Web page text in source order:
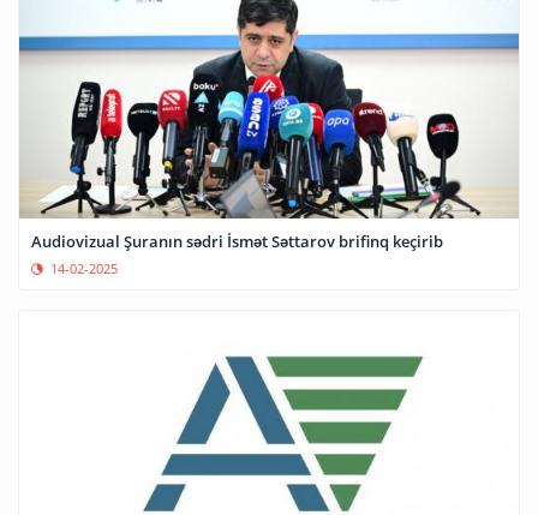
Audiovizual Şuranın sədri İsmət Səttarov brifinq keçirib
14-02-2025